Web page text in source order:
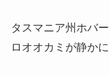
タスマニア州ホバ
ロオオカミが静か